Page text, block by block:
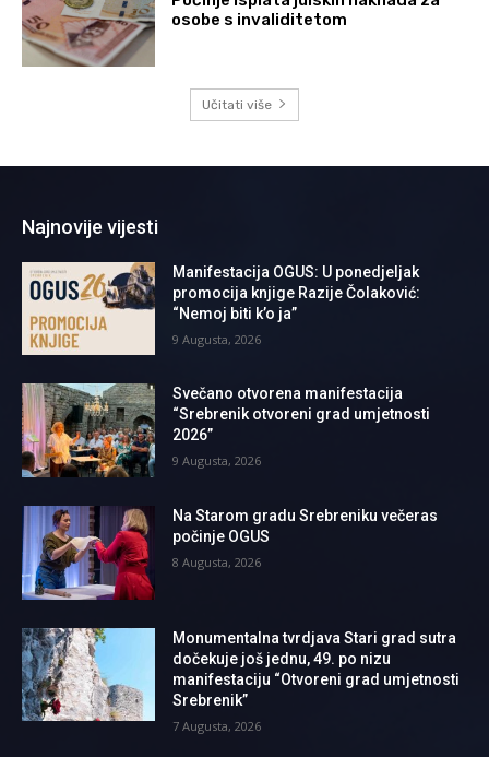
osobe s invaliditetom
Učitati više
Najnovije vijesti
Manifestacija OGUS: U ponedjeljak
promocija knjige Razije Čolaković:
“Nemoj biti k’o ja”
9 Augusta, 2026
Svečano otvorena manifestacija
“Srebrenik otvoreni grad umjetnosti
2026”
9 Augusta, 2026
Na Starom gradu Srebreniku večeras
počinje OGUS
8 Augusta, 2026
Monumentalna tvrdjava Stari grad sutra
dočekuje još jednu, 49. po nizu
manifestaciju “Otvoreni grad umjetnosti
Srebrenik”
7 Augusta, 2026